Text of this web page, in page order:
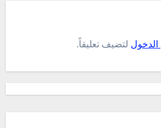
لتضيف تعليقاً.